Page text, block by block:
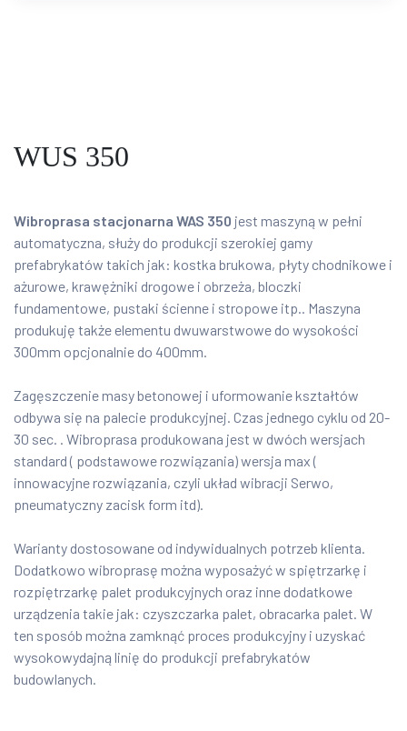
WUS 350
Wibroprasa stacjonarna WAS 350 jest maszyną w pełni
automatyczna, służy do produkcji szerokiej gamy
prefabrykatów takich jak: kostka brukowa, płyty chodnikowe i
ażurowe, krawężniki drogowe i obrzeża, bloczki
fundamentowe, pustaki ścienne i stropowe itp.. Maszyna
produkuję także elementu dwuwarstwowe do wysokości
300mm opcjonalnie do 400mm.
Zagęszczenie masy betonowej i uformowanie kształtów
odbywa się na palecie produkcyjnej. Czas jednego cyklu od 20-
30 sec. . Wibroprasa produkowana jest w dwóch wersjach
standard ( podstawowe rozwiązania) wersja max (
innowacyjne rozwiązania, czyli układ wibracji Serwo,
pneumatyczny zacisk form itd).
Warianty dostosowane od indywidualnych potrzeb klienta.
Dodatkowo wibroprasę można wyposażyć w spiętrzarkę i
rozpiętrzarkę palet produkcyjnych oraz inne dodatkowe
urządzenia takie jak: czyszczarka palet, obracarka palet. W
ten sposób można zamknąć proces produkcyjny i uzyskać
wysokowydajną linię do produkcji prefabrykatów
budowlanych.